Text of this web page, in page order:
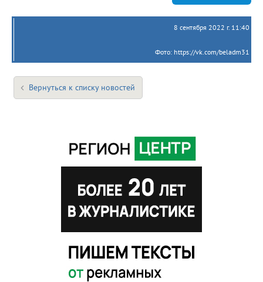
8 сентября 2022 г. 11:40
Фото: https://vk.com/beladm31
Вернуться к списку новостей